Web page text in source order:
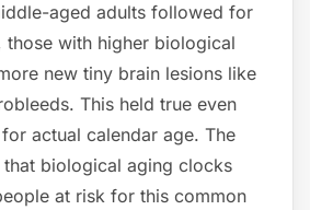
aged adults followed for
those with higher biological
new tiny brain lesions like
This held true even
actual calendar age. The
biological aging clocks
at risk for this common